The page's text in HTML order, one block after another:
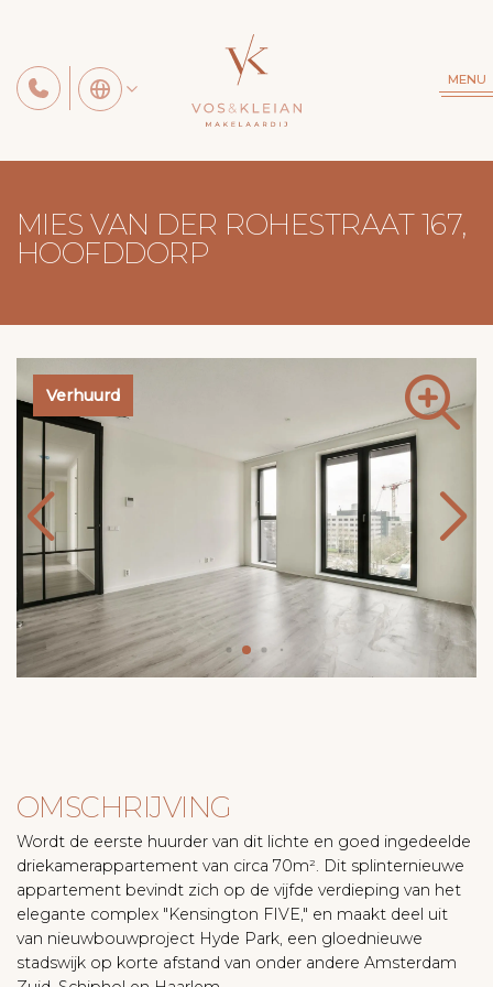
MENU
MIES VAN DER ROHESTRAAT 167,
HOOFDDORP
Verhuurd
OMSCHRIJVING
Wordt de eerste huurder van dit lichte en goed ingedeelde
driekamerappartement van circa 70m². Dit splinternieuwe
appartement bevindt zich op de vijfde verdieping van het
elegante complex "Kensington FIVE," en maakt deel uit
van nieuwbouwproject Hyde Park, een gloednieuwe
stadswijk op korte afstand van onder andere Amsterdam